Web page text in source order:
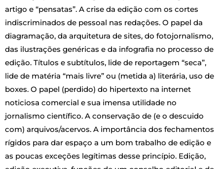
artigo e “pensatas”. A crise da edição com os cortes
indiscriminados de pessoal nas redações. O papel da
diagramação, da arquitetura de sites, do fotojornalismo,
das ilustrações genéricas e da infografia no processo de
edição. Títulos e subtítulos, lide de reportagem “seca”,
lide de matéria “mais livre” ou (metida a) literária, uso de
boxes. O papel (perdido) do hipertexto na internet
noticiosa comercial e sua imensa utilidade no
jornalismo científico. A conservação de (e o descuido
com) arquivos/acervos. A importância dos fechamentos
rígidos para dar espaço a um bom trabalho de edição e
as poucas exceções legítimas desse princípio. Edição,